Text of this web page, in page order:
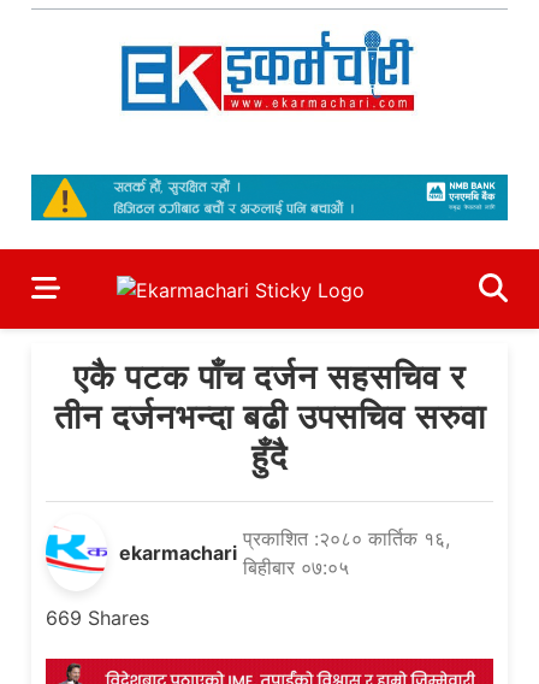
Skip
एकै पटक पाँच दर्जन सहसचिव र
तीन दर्जनभन्दा बढी उपसचिव सरुवा
हुँदै
ekarmachari
प्रकाशित :२०८० कार्तिक १६,
बिहीबार ०७:०५
669 Shares